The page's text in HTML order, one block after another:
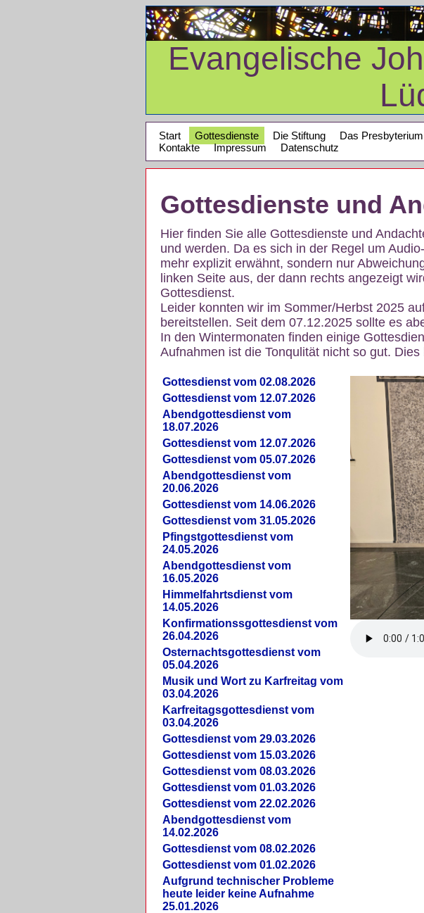
Evangelische
Start Gottesdienste Die Stiftung Das Presbyterium
Kontakte
Impressum Datenschutz
Gottesdienste und
Hier finden Sie alle Gottesdienste und
und werden. Da es sich in der Regel um
mehr explizit erwähnt, sondern nur
linken Seite aus, der dann rechts angezeigt
Gottesdienst.
Leider konnten wir im Sommer/Herbst 2025
bereitstellen. Seit dem 07.12.2025 sollte es
In den Wintermonaten finden einige
Aufnahmen ist die Tonqulität nicht so gut.
Gottesdienst vom 02.08.2026
Gottesdienst vom 12.07.2026
Abendgottesdienst vom
18.07.2026
Gottesdienst vom 12.07.2026
Gottesdienst vom 05.07.2026
Abendgottesdienst vom
20.06.2026
Gottesdienst vom 14.06.2026
Gottesdienst vom 31.05.2026
Pfingstgottesdienst vom
24.05.2026
Abendgottesdienst vom
16.05.2026
Himmelfahrtsdienst vom
14.05.2026
Konfirmationssgottesdienst vom
26.04.2026
Osternachtsgottesdienst vom
05.04.2026
Musik und Wort zu Karfreitag vom
03.04.2026
Karfreitagsgottesdienst vom
03.04.2026
Gottesdienst vom 29.03.2026
Gottesdienst vom 15.03.2026
Gottesdienst vom 08.03.2026
Gottesdienst vom 01.03.2026
Gottesdienst vom 22.02.2026
Abendgottesdienst vom
14.02.2026
Gottesdienst vom 08.02.2026
Gottesdienst vom 01.02.2026
Aufgrund technischer Probleme
heute leider keine Aufnahme
25.01.2026